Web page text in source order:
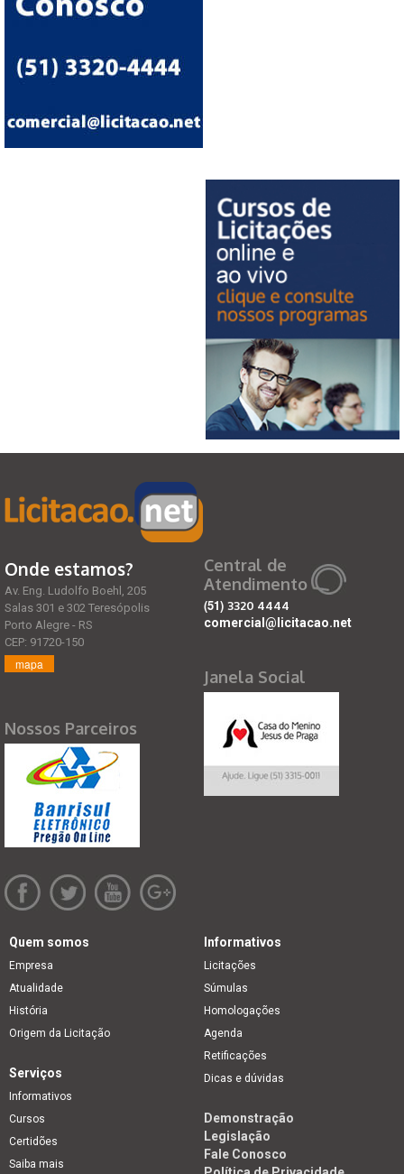
Onde estamos?
Av. Eng. Ludolfo Boehl, 205
Salas 301 e 302 Teresópolis
Porto Alegre - RS
CEP: 91720-150
mapa
Nossos Parceiros
Central de
Atendimento
(51) 3320 4444
comercial@licitacao.net
Janela Social
Quem somos
Empresa
Atualidade
História
Origem da Licitação
Informativos
Licitações
Súmulas
Homologações
Agenda
Retificações
Dicas e dúvidas
Serviços
Informativos
Cursos
Certidões
Saiba mais
Demonstração
Legislação
Fale Conosco